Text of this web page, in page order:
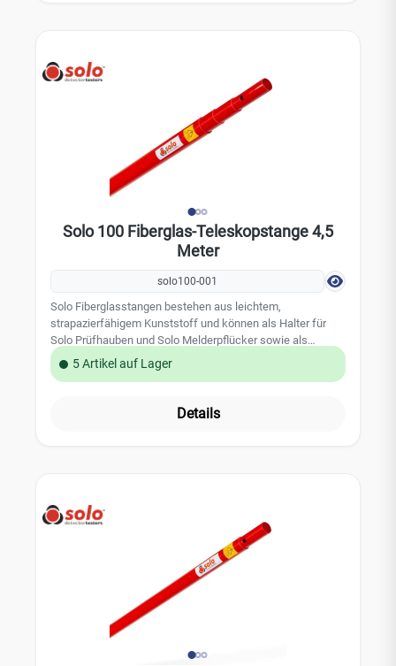
und Turnhallen (Ballschutzkorb) Schulen, Kitas, Spielräume
Strafvollzugsanstalten und Justizgebäude Mietobjekte mit
erhöhtem Vandalismusrisiko Industriehallen und
Rauchwarnmelder Pyrexx PX-1 Jablotron Funk-
Rauchmelder AJAX FireProtect Ersatz-Befestigungssets
Hinweis: Der Schutzkorb ist ausschließlich in der Farbe
Solo 100 Fiberglas-Teleskopstange 4,5
Meter
solo100-001
Solo Fiberglasstangen bestehen aus leichtem,
strapazierfähigem Kunststoff und können als Halter für
Solo Prüfhauben und Solo Melderpflücker sowie als
Verlängerung für die Solo Prüfsets verwendet werden. Sie
sind bis zu einer Deckenhöhe von ca. 9 m kombinierbar.
5 Artikel auf Lager
Details